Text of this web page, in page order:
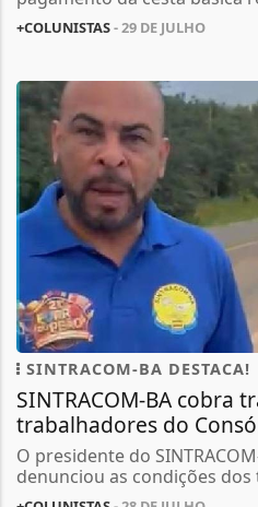
+COLUNISTAS- 29 DE JULHO
SINTRACOM-BA DESTACA!
SINTRACOM-BA cobra
trabalhadores do
O presidente do
denunciou as condições